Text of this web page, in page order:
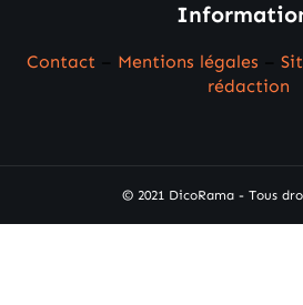
Contact Mentions légales
rédaction
© 2021 DicoRama - Tous